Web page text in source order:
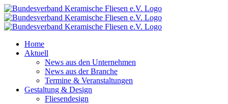
Zum
Inhalt
springen
Home
Aktuell
News aus den Unternehmen
News aus der Branche
Termine & Veranstaltungen
Gestaltung & Design
Fliesendesign